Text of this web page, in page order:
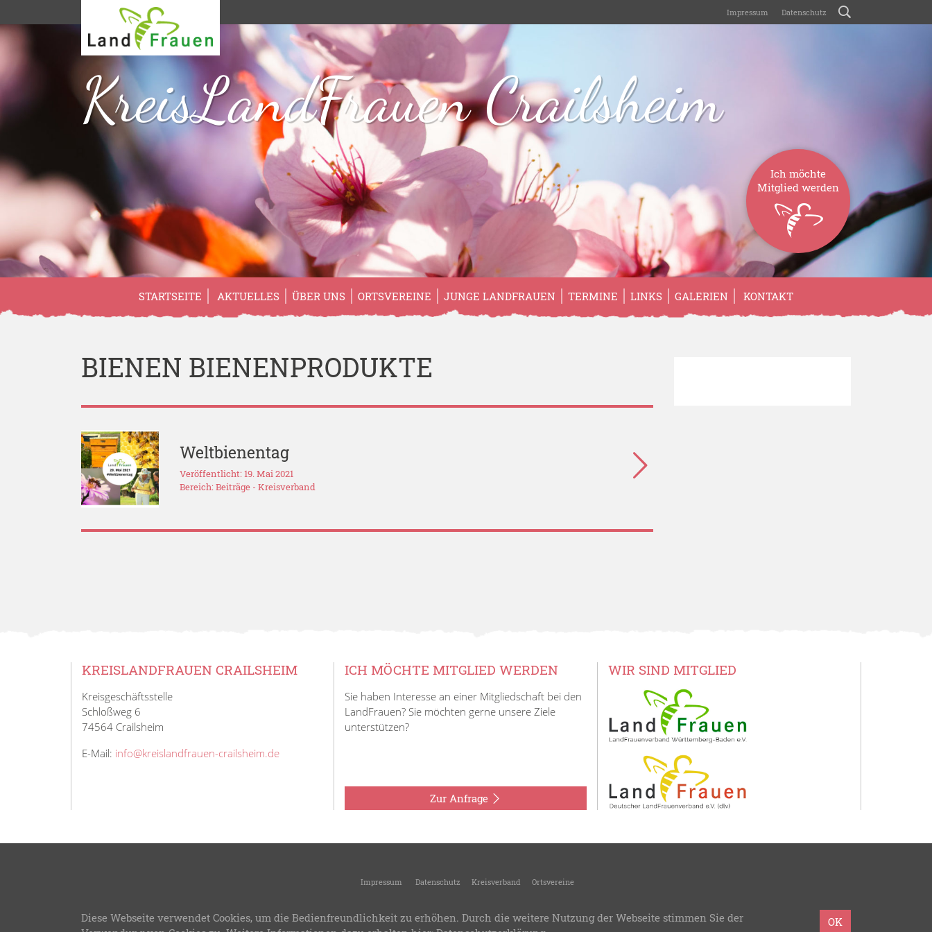
Impressum Datenschutz
KreisLandFrauen Crailsheim
Ich möchte
Mitglied werden
STARTSEITE AKTUELLES ÜBER UNS ORTSVEREINE JUNGE LANDFRAUEN TERMINE LINKS GALERIEN KONTAKT
BIENEN BIENENPRODUKTE
Weltbienentag
Veröffentlicht: 19. Mai 2021
Bereich:Beiträge -Kreisverband
KREISLANDFRAUEN CRAILSHEIM
Kreisgeschäftsstelle
Schloßweg 6
74564 Crailsheim
E-Mail: info@kreislandfrauen-crailsheim.de
ICH MÖCHTE MITGLIED WERDEN
Sie haben Interesse an einer Mitgliedschaft bei den
LandFrauen? Sie möchten gerne unsere Ziele
unterstützen?
Zur Anfrage
WIR SIND MITGLIED
Impressum Datenschutz Kreisverband
Ortsvereine
LFWB Theme Version 3.8-Bereitstellung:LandFrauenverband Württemberg-Baden e.V.-Design & Programmierung:bzweic GmbH OK
Diese Webseite verwendet Cookies, um die Bedienfreundlichkeit zu erhöhen. Durch die weitere Nutzung der Webseite stimmen Sie der